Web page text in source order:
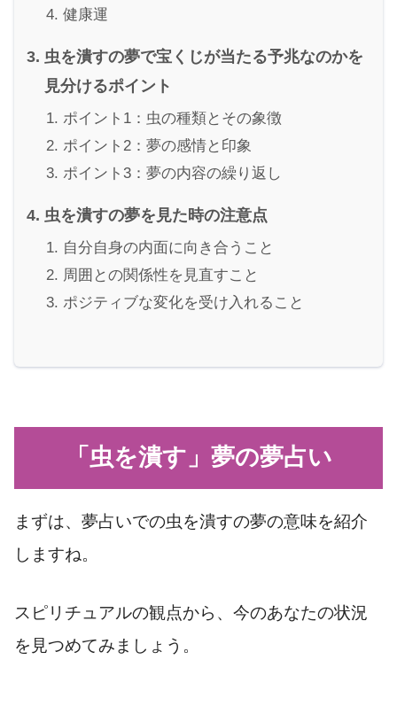
健康運
虫を潰すの夢で宝くじが当たる予兆なのかを
見分けるポイント
ポイント1：虫の種類とその象徴
ポイント2：夢の感情と印象
ポイント3：夢の内容の繰り返し
虫を潰すの夢を見た時の注意点
自分自身の内面に向き合うこと
周囲との関係性を見直すこと
ポジティブな変化を受け入れること
「虫を潰す」夢の夢占い
まずは、夢占いでの虫を潰すの夢の意味を紹介
しますね。
スピリチュアルの観点から、今のあなたの状況
を見つめてみましょう。